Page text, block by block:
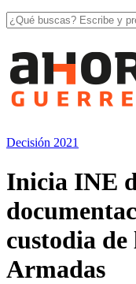
Decisión 2021
Inicia INE
custodia de
Armadas